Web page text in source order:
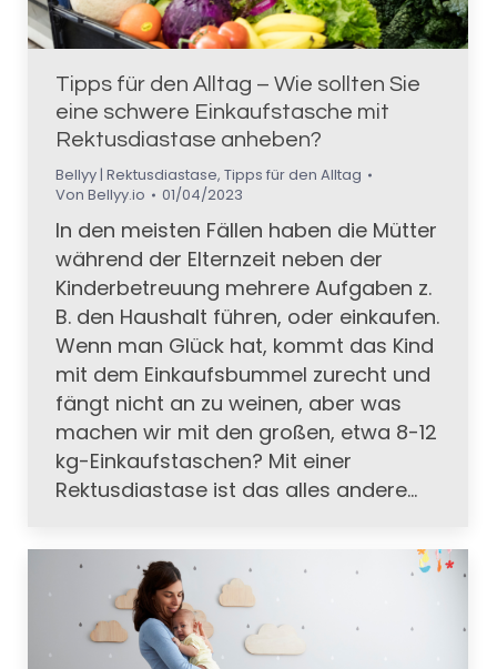
Tipps für den Alltag – Wie sollten Sie
eine schwere Einkaufstasche mit
Rektusdiastase anheben?
Bellyy | Rektusdiastase, Tipps für den Alltag
Von Bellyy.io 01/04/2023
In den meisten Fällen haben die Mütter
während der Elternzeit neben der
Kinderbetreuung mehrere Aufgaben z.
B. den Haushalt führen, oder einkaufen.
Wenn man Glück hat, kommt das Kind
mit dem Einkaufsbummel zurecht und
fängt nicht an zu weinen, aber was
machen wir mit den großen, etwa 8-12
kg-Einkaufstaschen? Mit einer
Rektusdiastase ist das alles andere…